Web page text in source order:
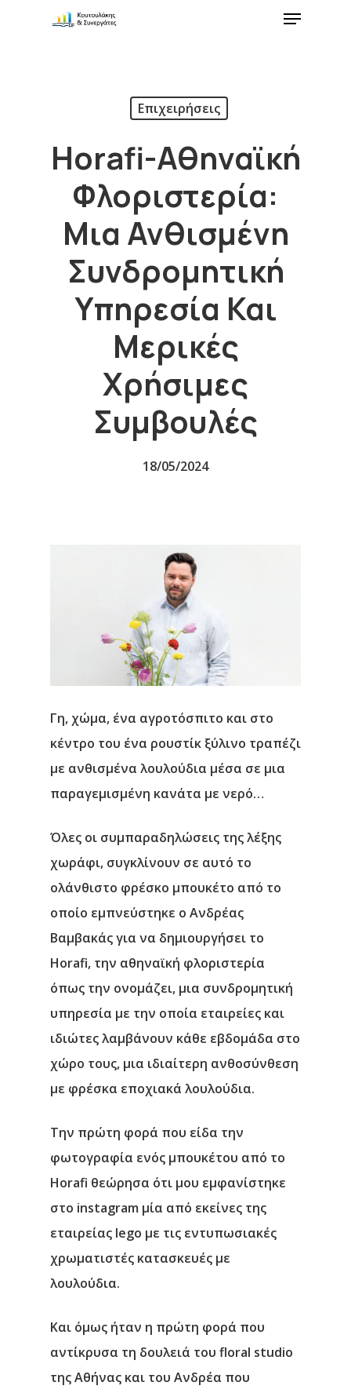
Επιχειρήσεις
Horafi-Αθηναϊκή
Φλοριστερία:
Μια Ανθισμένη
Συνδρομητική
Υπηρεσία Και
Μερικές
Χρήσιμες
Συμβουλές
18/05/2024
Γη, χώμα, ένα αγροτόσπιτο και στο
κέντρο του ένα ρουστίκ ξύλινο τραπέζι
με ανθισμένα λουλούδια μέσα σε μια
παραγεμισμένη κανάτα με νερό…
Όλες οι συμπαραδηλώσεις της λέξης
χωράφι, συγκλίνουν σε αυτό το
ολάνθιστο φρέσκο μπουκέτο από το
οποίο εμπνεύστηκε ο Ανδρέας
Βαμβακάς για να δημιουργήσει το
Horafi, την αθηναϊκή φλοριστερία
όπως την ονομάζει, μια συνδρομητική
υπηρεσία με την οποία εταιρείες και
ιδιώτες λαμβάνουν κάθε εβδομάδα στο
χώρο τους, μια ιδιαίτερη ανθοσύνθεση
με φρέσκα εποχιακά λουλούδια.
Την πρώτη φορά που είδα την
φωτογραφία ενός μπουκέτου από το
Horafi θεώρησα ότι μου εμφανίστηκε
στο instagram μία από εκείνες της
εταιρείας lego με τις εντυπωσιακές
χρωματιστές κατασκευές με
λουλούδια.
Και όμως ήταν η πρώτη φορά που
αντίκρυσα τη δουλειά του floral studio
της Αθήνας και του Ανδρέα που